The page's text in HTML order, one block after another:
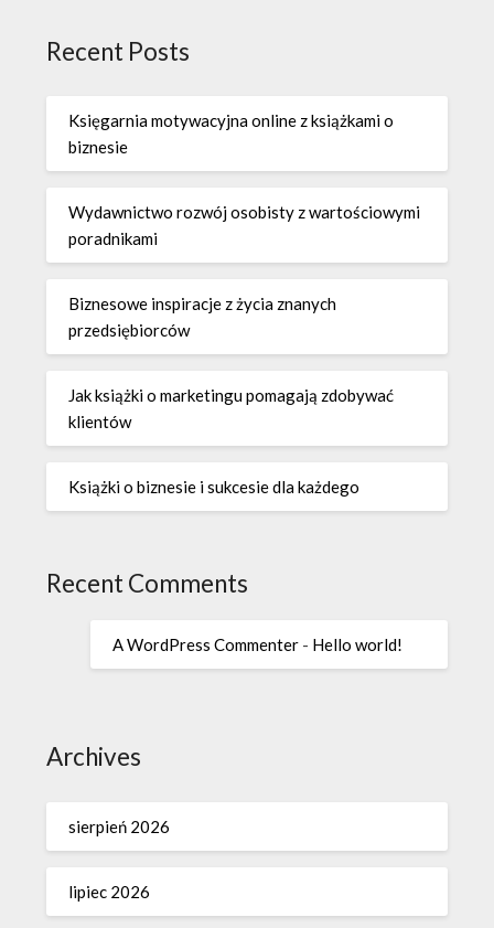
Recent Posts
Księgarnia motywacyjna online z książkami o
biznesie
Wydawnictwo rozwój osobisty z wartościowymi
poradnikami
Biznesowe inspiracje z życia znanych
przedsiębiorców
Jak książki o marketingu pomagają zdobywać
klientów
Książki o biznesie i sukcesie dla każdego
Recent Comments
A WordPress Commenter - Hello world!
Archives
sierpień 2026
lipiec 2026